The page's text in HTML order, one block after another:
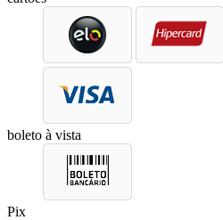
boleto à vista
Pix